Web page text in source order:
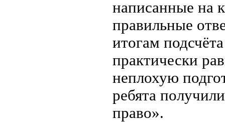
написанные на
правильные
итогам
практически
неплохую
ребята
право».